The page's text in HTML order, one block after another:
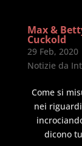
Max &
Cuckold
29 Feb, 2020
Notizie da
Come si
nei
dicono